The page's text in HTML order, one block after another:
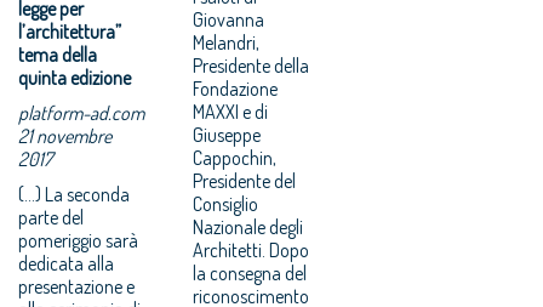
legge per
l’architettura”
tema della
quinta edizione
platform-ad.com
21 novembre
2017
(...) La seconda
parte del
pomeriggio sarà
dedicata alla
presentazione e
Giovanna
Melandri,
Presidente della
Fondazione
MAXXI e di
Giuseppe
Cappochin,
Presidente del
Consiglio
Nazionale degli
Architetti. Dopo
la consegna del
riconoscimento